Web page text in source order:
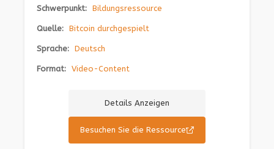
Schwerpunkt: Bildungsressource
Quelle: Bitcoin durchgespielt
Sprache: Deutsch
Format: Video-Content
Details Anzeigen
Besuchen Sie die Ressource